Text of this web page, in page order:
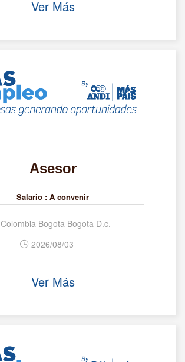
Ver Más
Asesor
Salario : A convenir
Colombia Bogota Bogota D.c.
2026/08/03
Ver Más